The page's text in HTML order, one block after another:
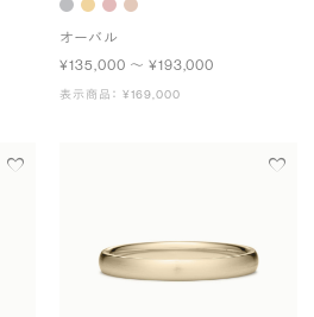
オーバル
¥135,000 〜 ¥193,000
表示商品： ¥169,000